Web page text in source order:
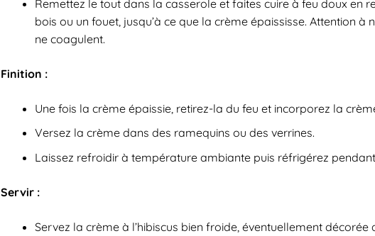
Remettez le tout dans la casserole et faites cuire à feu doux en
bois ou un fouet, jusqu’à ce que la crème épaississe. Attention
ne coagulent.
Finition :
Une fois la crème épaissie, retirez-la du feu et incorporez la
Versez la crème dans des ramequins ou des verrines.
Laissez refroidir à température ambiante puis réfrigérez
Servir :
Servez la crème à l’hibiscus bien froide, éventuellement décorée